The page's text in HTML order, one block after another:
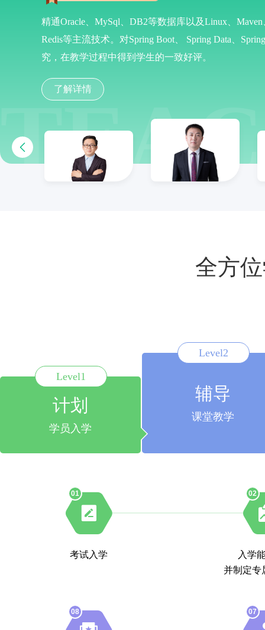
精通Oracle、MySql、DB2等数据库以及Linux、
Redis等主流技术。对Spring Boot、 Spring Data、
究，在教学过程中得到学生的一致好评。
了解详情
全方
Level1
计划
学员入学
Level2
辅导
课堂教学
01
考试入学
02
入学
并制定专
08 07